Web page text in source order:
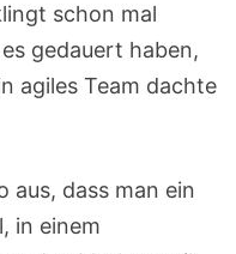
schon mal
gedauert haben,
agiles Team dachte
aus, dass man ein
in einem